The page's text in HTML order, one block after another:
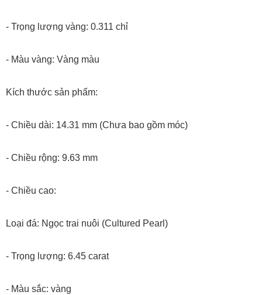
- Trọng lượng vàng: 0.311 chỉ
- Màu vàng: Vàng màu
Kích thước sản phẩm:
- Chiều dài: 14.31 mm (Chưa bao gồm móc)
- Chiều rộng: 9.63 mm
- Chiều cao:
Loại đá: Ngọc trai nuôi (Cultured Pearl)
- Trọng lượng: 6.45 carat
- Màu sắc: vàng